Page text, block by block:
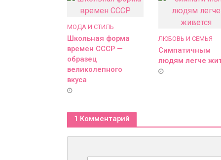
МОДА И СТИЛЬ
Школьная форма
времен СССР —
образец
великолепного
вкуса
ЛЮБОВЬ И СЕМЬЯ
Симпатичным
людям легче
1 Комментарий